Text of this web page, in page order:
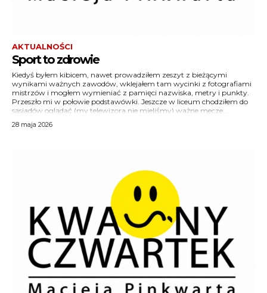
AKTUALNOŚCI
Sport to zdrowie
Kiedyś byłem kibicem, nawet prowadziłem zeszyt z bieżącymi
wynikami ważnych zawodów, wklejałem tam wycinki z fotografiami
mistrzów i mogłem wymieniać z pamięci nazwiska, metry i punkty.
Przeszło mi w połowie podstawówki. Jeszcze w liceum chodziłem do
sąsiadów oglądać (my telewizora nie mieliśmy) ważne mecze...
28 maja 2026